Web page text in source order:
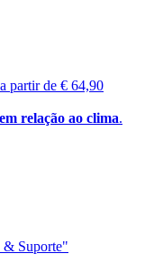
a partir de € 64,90
relação ao clima.
& Suporte"